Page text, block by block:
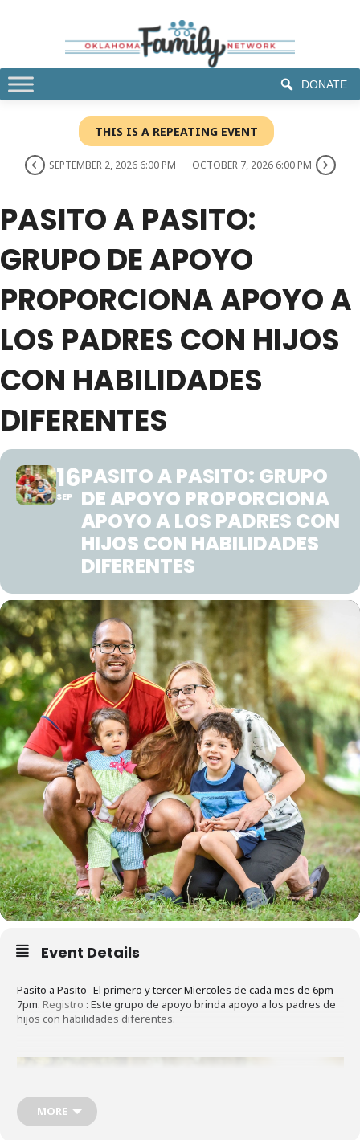
DONATE
THIS IS A REPEATING EVENT
SEPTEMBER 2, 2026 6:00 PM OCTOBER 7, 2026 6:00 PM
PASITO A PASITO:
GRUPO DE APOYO
PROPORCIONA APOYO A
LOS PADRES CON HIJOS
CON HABILIDADES
DIFERENTES
16
SEP
PASITO A PASITO: GRUPO
DE APOYO PROPORCIONA
APOYO A LOS PADRES CON
HIJOS CON HABILIDADES
DIFERENTES
Event Details
Pasito a Pasito- El primero y tercer Miercoles de cada mes de 6pm-
7pm. Registro : Este grupo de apoyo brinda apoyo a los padres de
hijos con habilidades diferentes.
MORE